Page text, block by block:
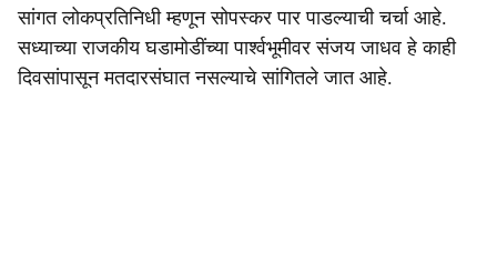
सांगत लोकप्रतिनिधी म्हणून सोपस्कर पार पाडल्याची चर्चा आहे.
सध्याच्या राजकीय घडामोडींच्या पार्श्वभूमीवर संजय जाधव हे काही
दिवसांपासून मतदारसंघात नसल्याचे सांगितले जात आहे.